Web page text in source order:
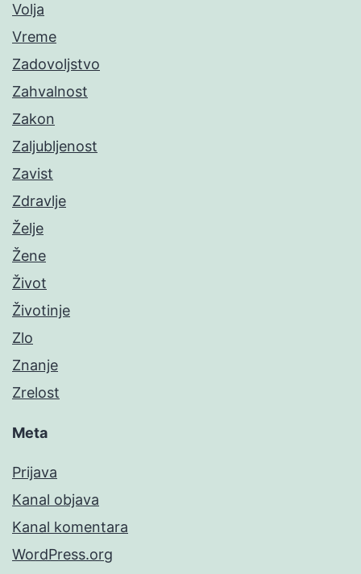
Volja
Vreme
Zadovoljstvo
Zahvalnost
Zakon
Zaljubljenost
Zavist
Zdravlje
Želje
Žene
Život
Životinje
Zlo
Znanje
Zrelost
Meta
Prijava
Kanal objava
Kanal komentara
WordPress.org